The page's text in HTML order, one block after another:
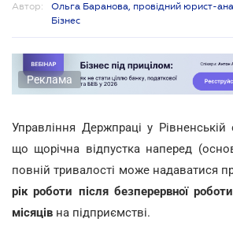
Автор:
Ольга Баранова, провідний юрист-
Бізнес
Реклама
Управління Держпраці у Рівненській
що щорічна відпустка наперед
повній тривалості може надаватися
рік роботи після безперервної
місяців на підприємстві.